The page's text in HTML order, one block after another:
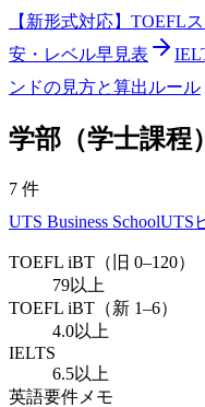
【新形式対応】TOEFL
安・レベル早見表
ンドの見方と算出ルール
学部（学士課程）
7 件
UTS Business SchoolUTS
TOEFL iBT（旧 0–120）
79以上
TOEFL iBT（新 1–6）
4.0以上
IELTS
6.5以上
英語要件メモ